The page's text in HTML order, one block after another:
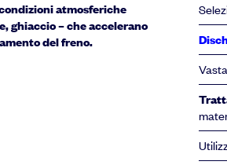
atmosferiche
ghiaccio – che accelerano
del freno.